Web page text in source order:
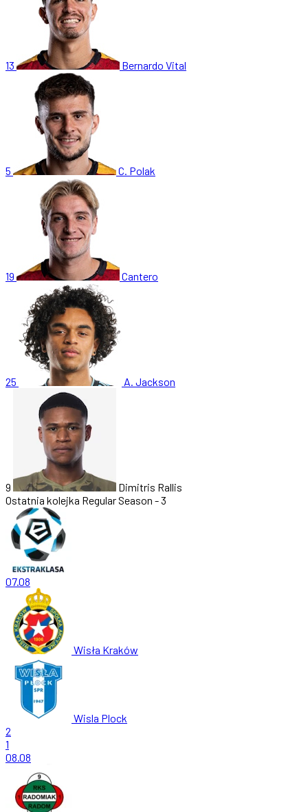
13 Bernardo Vital
5 C. Polak
19 Cantero
25 A. Jackson
9
Dimitris Rallis
Ostatnia kolejka Regular Season - 3
07.08
Wisła Kraków
Wisla Plock
2
1
08.08